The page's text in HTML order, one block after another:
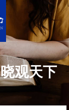
晓观天下